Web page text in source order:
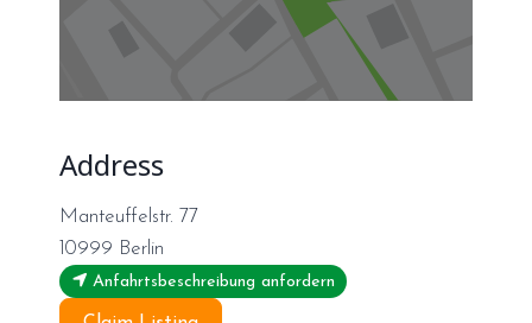
Address
Manteuffelstr. 77
10999 Berlin
Anfahrtsbeschreibung anfordern